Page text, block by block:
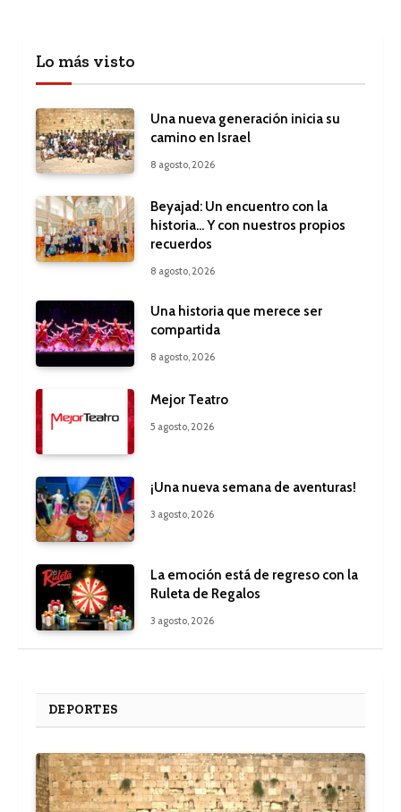
Lo más visto
Una nueva generación inicia su
camino en Israel
8 agosto, 2026
Beyajad: Un encuentro con la
historia… Y con nuestros propios
recuerdos
8 agosto, 2026
Una historia que merece ser
compartida
8 agosto, 2026
Mejor Teatro
5 agosto, 2026
¡Una nueva semana de aventuras!
3 agosto, 2026
La emoción está de regreso con la
Ruleta de Regalos
3 agosto, 2026
DEPORTES